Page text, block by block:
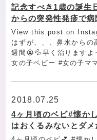
記念すべき1歳の誕生
からの突発性発疹で
View this post on
はずが、、、鼻水からの
週間😭💦早く治ります
女の子ベビー #女の子マ
2018.07.25
4ヶ月頃のベビ#懐か
はおくるみないとダ